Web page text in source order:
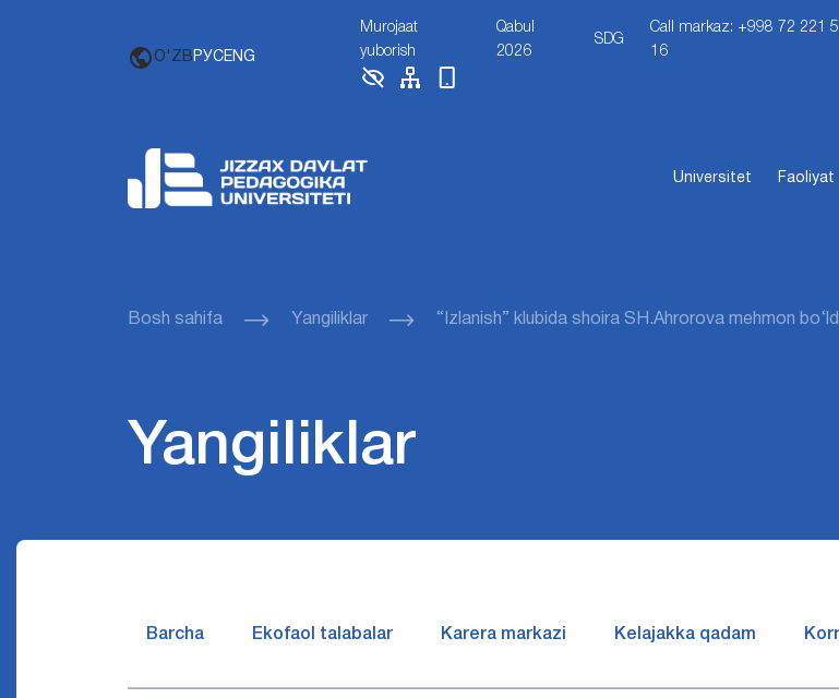
O'ZB РУСENG
Murojaat
yuborish
Qabul
2026
SDG
Call markaz: +998 72 221
16
Universitet Faoliyat
Bosh sahifa Yangiliklar “Izlanish” klubida shoira SH.Ahrorova mehmon
Yangiliklar
Barcha Ekofaol talabalar Karera markazi Kelajakka qadam